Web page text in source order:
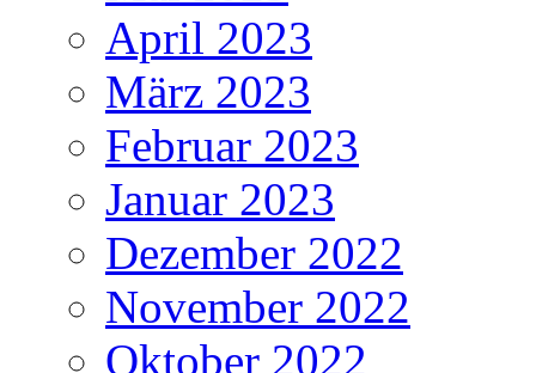
April 2023
März 2023
Februar 2023
Januar 2023
Dezember 2022
November 2022
Oktober 2022